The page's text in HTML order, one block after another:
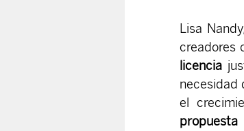
Lisa
creadores
licencia
necesidad
el